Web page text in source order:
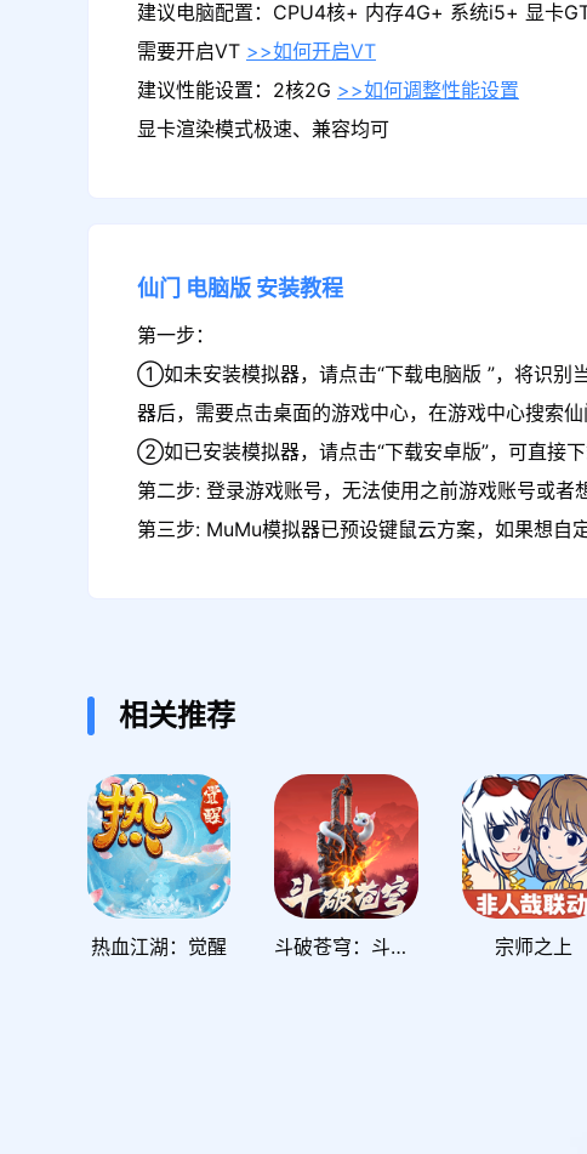
建议电脑配置：CPU4核+ 内存4G+ 系统i5+ 显卡
需要开启VT >>如何开启VT
建议性能设置：2核2G >>如何调整性能设置
显卡渲染模式极速、兼容均可
仙门 电脑版 安装教程
第一步：
①如未安装模拟器，请点击“下载电脑版 ”，将识别
器后，需要点击桌面的游戏中心，在游戏中心搜索仙
②如已安装模拟器，请点击“下载安卓版”，可直接
第二步: 登录游戏账号，无法使用之前游戏账号或
第三步: MuMu模拟器已预设键鼠云方案，如果想自
相关推荐
热血江湖：觉醒 斗破苍穹：斗帝之路 宗师之上